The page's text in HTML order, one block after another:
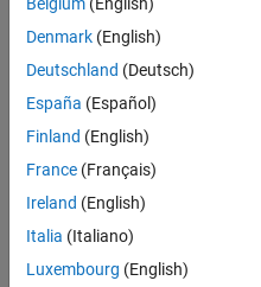
entsprechen.
können
die
Suchkriterien
weiter
fassen
oder
alle
Stellenangebote
anzeigen .
Denmark (English)
Deutschland (Deutsch)
España (Español)
Finland (English)
France (Français)
Ireland (English)
Italia (Italiano)
Luxembourg (English)